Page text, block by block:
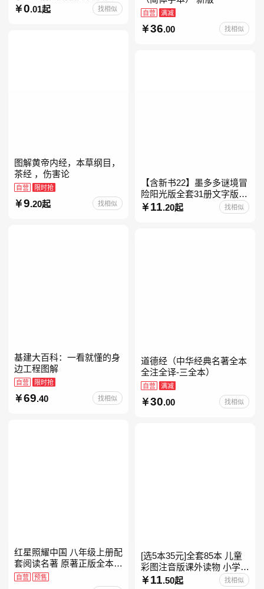
二三四卷 毛泽东军事文集毛
泽东兵法孔见毛泽东文集思
0.01起 找相似
自营 满减
36.00 找相似
图解黄帝内经，本草纲目，
茶经 ，伤害论
自营 限时抢
9.20起 找相似
【含新书22】墨多多谜境冒
险阳光版全套31册文字版彩
色漫画版不可思议事件簿怪
物大师任选 雷欧幻像查理九
11 .20起 找相似
基建大百科：一看就懂的身
边工程图解
自营 限时抢
69.40 找相似
道德经（中华经典名著全本
全注全译-三全本）
自营 满减
30.00 找相似
红星照耀中国 八年级上册配
套阅读名著 原著正版全本无
删减 初中生初二课外阅读
自营 预售
[选5本35元]全套85本 儿童
彩图注音版课外读物 小学生
低年级一二三年级课外阅读
11 .50起 找相似